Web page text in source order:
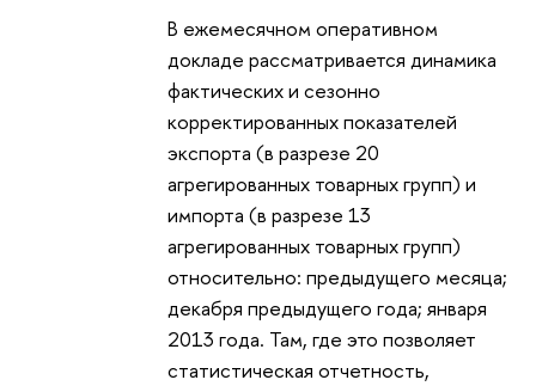
В ежемесячном оперативном
докладе рассматривается динамика
фактических и сезонно
корректированных показателей
экспорта (в разрезе 20
агрегированных товарных групп) и
импорта (в разрезе 13
агрегированных товарных групп)
относительно: предыдущего месяца;
декабря предыдущего года; января
2013 года. Там, где это позволяет
статистическая отчетность,